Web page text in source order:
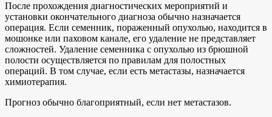
После прохождения диагностических мероприятий и
установки окончательного диагноза обычно назначается
операция. Если семенник, пораженный опухолью, находится в
мошонке или паховом канале, его удаление не представляет
сложностей. Удаление семенника с опухолью из брюшной
полости осуществляется по правилам для полостных
операций. В том случае, если есть метастазы, назначается
химиотерапия.
Прогноз обычно благоприятный, если нет метастазов.